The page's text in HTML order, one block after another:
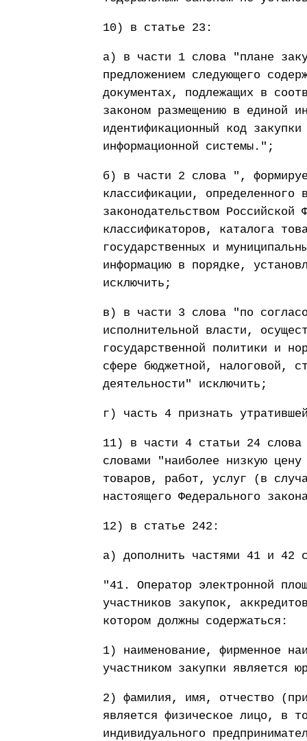
10) в статье 23:
а) в части 1 слова "плане
предложением следующего
документах, подлежащих в
законом размещению в единой
идентификационный код
информационной системы.";
б) в части 2 слова ",
классификации, определенного
законодательством Российской
классификаторов, каталога
государственных и
информацию в порядке,
исключить;
в) в части 3 слова "по
исполнительной власти,
государственной политики и
сфере бюджетной, налоговой,
деятельности" исключить;
г) часть 4 признать
11) в части 4 статьи 24 слова
словами "наиболее низкую
товаров, работ, услуг (в
настоящего Федерального
12) в статье 242:
а) дополнить частями 41 и 42
"41. Оператор электронной
участников закупок,
котором должны содержаться:
1) наименование, фирменное
участником закупки является
2) фамилия, имя, отчество
является физическое лицо, в
индивидуального